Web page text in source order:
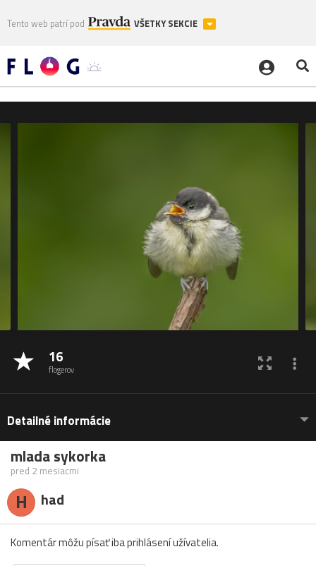
Tento web patrí pod VŠETKY SEKCIE
16
flogerov
Detailné informácie
mlada sykorka
pred 2 mesiacmi
H had
Komentár môžu písať iba prihlásení užívatelia.